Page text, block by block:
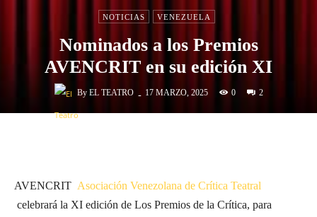
NOTICIAS VENEZUELA
Nominados a los Premios
AVENCRIT en su edición XI
By EL TEATRO - 17 MARZO, 2025 0 2
AVENCRIT Asociación Venezolana de Crítica Teatral
celebrará la XI edición de Los Premios de la Crítica, para